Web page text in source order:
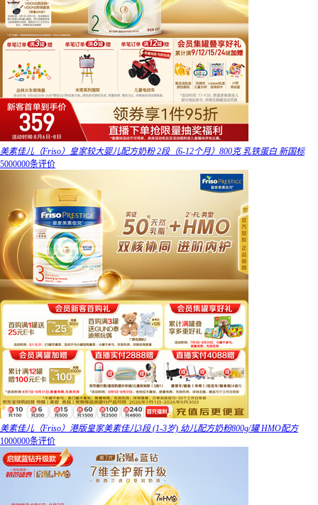
美素佳儿（Friso）皇家较大婴儿配方奶粉 2段（6-12个月）800克 乳铁蛋白 新国标
5000000条评价
美素佳儿（Friso）港版皇家美素佳儿3段 (1-3岁) 幼儿配方奶粉800g/罐 HMO配方
1000000条评价